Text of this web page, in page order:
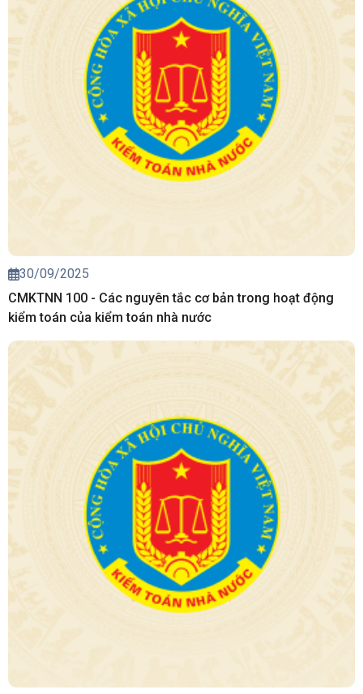
30/09/2025
CMKTNN 100 - Các nguyên tắc cơ bản trong hoạt động
kiểm toán của kiểm toán nhà nước